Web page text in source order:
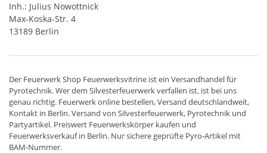
Inh.: Julius Nowottnick
Max-Koska-Str. 4
13189 Berlin
Der Feuerwerk Shop Feuerwerksvitrine ist ein Versandhandelfür
Pyrotechnik. Wer dem Silvesterfeuerwerk verfallen ist, ist bei uns
genau richtig. Feuerwerk online bestellen,Versand deutschlandweit,
Kontakt in Berlin. Versand von Silvesterfeuerwerk, Pyrotechnik und
Partyartikel. Preiswert Feuerwerkskörper kaufen und
Feuerwerksverkauf in Berlin. Nur sichere geprüfte Pyro-Artikel mit
BAM-Nummer.